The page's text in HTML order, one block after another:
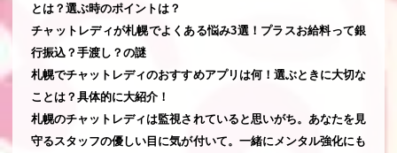
とは？選ぶ時のポイントは？
チャットレディが札幌でよくある悩み3選！プラスお給料って銀
行振込？手渡し？の謎
札幌でチャットレディのおすすめアプリは何！選ぶときに大切な
ことは？具体的に大紹介！
札幌のチャットレディは監視されていると思いがち。あなたを見
守るスタッフの優しい目に気が付いて。一緒にメンタル強化にも